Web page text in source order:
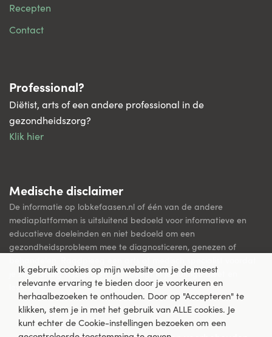
Recepten
Contact
Professional?
Diëtist, arts of een andere professional in de
gezondheidszorg?
Klik hier
Medische disclaimer
De informatie op lobkefaasen.nl of één van de andere
mediaplatformen is uitsluitend bedoeld voor informatieve en
educatieve doeleinden en niet bedoeld om een
gezondheidsprobleem mee te diagnosticeren, genezen of
je zelfstandig wijzigingen aanbrengt in je huidige dieet en
levensstijl.
Ik gebruik cookies op mijn website om je de meest
relevante ervaring te bieden door je voorkeuren en
herhaalbezoeken te onthouden. Door op "Accepteren" te
klikken, stem je in met het gebruik van ALLE cookies. Je
kunt echter de Cookie-instellingen bezoeken om een